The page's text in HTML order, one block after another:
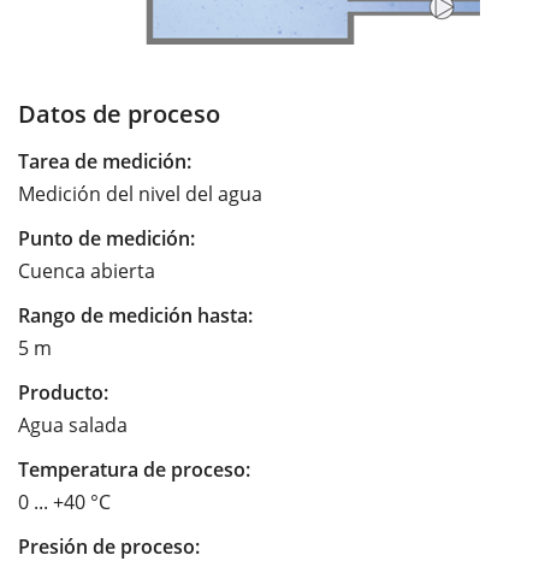
Datos de proceso
Tarea de medición:
Medición del nivel del agua
Punto de medición:
Cuenca abierta
Rango de medición hasta:
5 m
Producto:
Agua salada
Temperatura de proceso:
0 ... +40 °C
Presión de proceso: